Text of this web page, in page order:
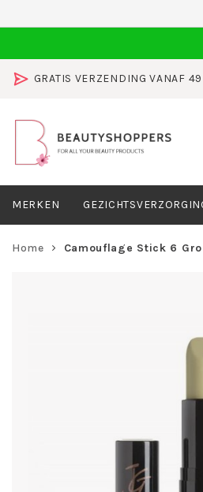
GRATIS VERZENDING VANAF
MERKEN
Home Camouflage Stick 6